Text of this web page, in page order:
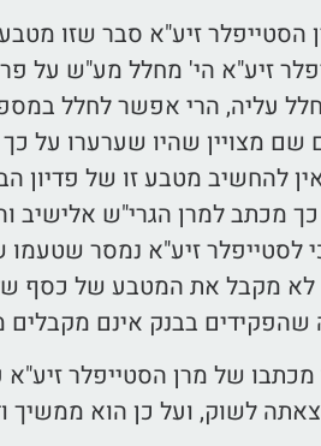
הסטייפלר זיע"א סבר שזו
זיע"א הי' מחלל מע"ש על
עליה, הרי אפשר לחלל
שם מצויין שהיו שערערו על כך
להחשיב מטבע זו של פדיון
מכתב למרן הגרי"ש אלישיב
לסטייפלר זיע"א נמסר
מקבל את המטבע של כסף של
שהפקידים בבנק אינם
של מרן הסטייפלר זיע"א
לשוק, ועל כן הוא